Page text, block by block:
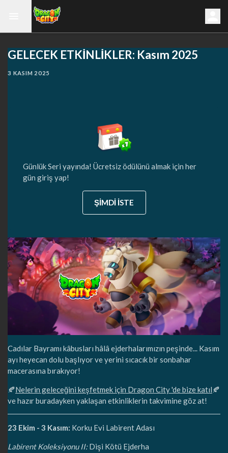
GELECEK ETKİNLİKLER: Kasım 2025
3 KASIM 2025
Günlük Seri yayında! Ücretsiz ödülünü almak için her
gün giriş yap!
ŞİMDİ İSTE
Cadılar Bayramı kâbusları hâlâ ejderhalarımızın peşinde... Kasım
ayı heyecan dolu başlıyor ve yerini sıcacık bir sonbahar
macerasına bırakıyor!
🍂Nelerin geleceğini keşfetmek için Dragon City 'de bize katıl🍂
ve hazır buradayken yaklaşan etkinliklerin takvimine göz at!
23 Ekim - 3 Kasım: Korku Evi Labirent Adası
Labirent Koleksiyonu II:Dişi Kötü Ejderha